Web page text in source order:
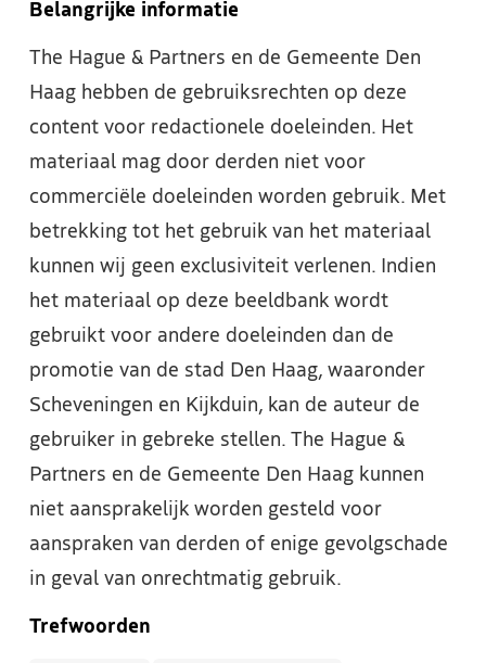
Belangrijke informatie
The Hague & Partners en de Gemeente Den
Haag hebben de gebruiksrechten op deze
content voor redactionele doeleinden. Het
materiaal mag door derden niet voor
commerciële doeleinden worden gebruik. Met
betrekking tot het gebruik van het materiaal
kunnen wij geen exclusiviteit verlenen. Indien
het materiaal op deze beeldbank wordt
gebruikt voor andere doeleinden dan de
promotie van de stad Den Haag, waaronder
Scheveningen en Kijkduin, kan de auteur de
gebruiker in gebreke stellen. The Hague &
Partners en de Gemeente Den Haag kunnen
niet aansprakelijk worden gesteld voor
aanspraken van derden of enige gevolgschade
in geval van onrechtmatig gebruik.
Trefwoorden